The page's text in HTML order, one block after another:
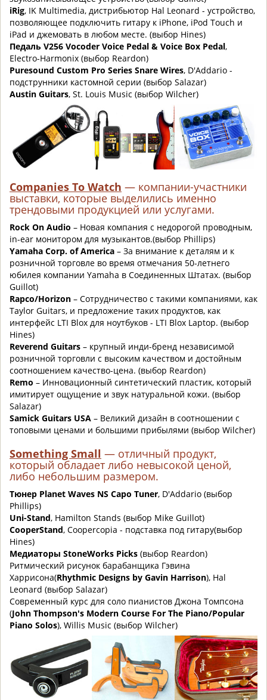
iRig, IK Multimedia, дистрибьютор Hal Leonard - устройство,
позволяющее подключить гитару к iPhone, iPod Touch и
iPad и джемовать в любом месте. (выбор Hines)
Педаль V256 Vocoder Voice Pedal & Voice Box Pedal,
Electro-Harmonix (выбор Reardon)
Puresound Custom Pro Series Snare Wires, D'Addario -
подструнники кастомной серии (выбор Salazar)
Austin Guitars, St. Louis Music (выбор Wilcher)
Companies To Watch — компании-участники
выставки, которые выделились именно
трендовыми продукцией или услугами.
Rock On Audio – Новая компания с недорогой проводным,
in-ear монитором для музыкантов.(выбор Phillips)
Yamaha Corp. of America – За внимание к деталям и к
розничной торговле во время отмечания 50-летнего
юбилея компании Yamaha в Соединенных Штатах. (выбор
Guillot)
Rapco/Horizon – Сотрудничество с такими компаниями, как
Taylor Guitars, и предложение таких продуктов, как
интерфейс LTI Blox для ноутбуков - LTI Blox Laptop. (выбор
Hines)
Reverend Guitars – крупный инди-бренд независимой
розничной торговли с высоким качеством и достойным
соотношением качество-цена. (выбор Reardon)
Remo – Инновационный синтетический пластик, который
имитирует ощущение и звук натуральной кожи. (выбор
Salazar)
Samick Guitars USA – Великий дизайн в соотношении с
топовыми ценами и большими прибылями (выбор Wilcher)
Something Small — отличный продукт,
который обладает либо невысокой ценой,
либо небольшим размером.
Тюнер Planet Waves NS Capo Tuner, D'Addario (выбор
Phillips)
Uni-Stand, Hamilton Stands (выбор Mike Guillot)
CooperStand, Coopercopia - подставка под гитару(выбор
Hines)
Медиаторы StoneWorks Picks (выбор Reardon)
Ритмический рисунок барабанщика Гэвина
Харрисона(Rhythmic Designs by Gavin Harrison), Hal
Leonard (выбор Salazar)
Современный курс для соло пианистов Джона Томпсона
(John Thompson's Modern Course For The Piano/Popular
Piano Solos), Willis Music (выбор Wilcher)